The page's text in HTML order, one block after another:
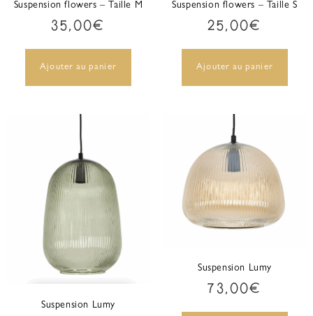
Suspension flowers – Taille M
35,00€
Ajouter au panier
Suspension flowers – Taille S
25,00€
Ajouter au panier
Suspension Lumy
Suspension Lumy
73,00€